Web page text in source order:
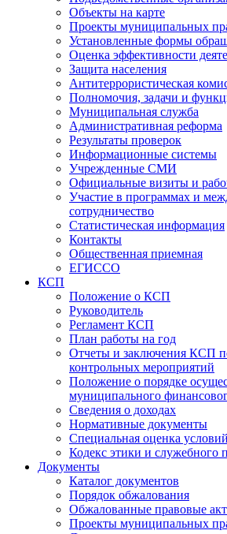
Объекты на карте
Проекты муниципальных
Установленные формы
Оценка эффективности
Защита населения
Антитеррористическая
Полномочия, задачи и
Муниципальная служба
Административная реформа
Результаты проверок
Информационные системы
Учрежденные СМИ
Официальные визиты и
Участие в программах и
сотрудничество
Статистическая информация
Контакты
Общественная приемная
ЕГИССО
КСП
Положение о КСП
Руководитель
Регламент КСП
План работы на год
Отчеты и заключения КСП
контрольных мероприятий
Положение о порядке
муниципального
Сведения о доходах
Нормативные документы
Специальная оценка
Кодекс этики и служебного
Документы
Каталог документов
Порядок обжалования
Обжалованные правовые
Проекты муниципальных